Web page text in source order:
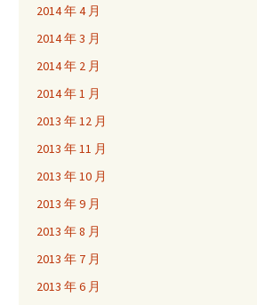
2014 年 4 月
2014 年 3 月
2014 年 2 月
2014 年 1 月
2013 年 12 月
2013 年 11 月
2013 年 10 月
2013 年 9 月
2013 年 8 月
2013 年 7 月
2013 年 6 月